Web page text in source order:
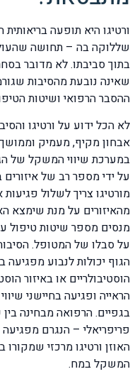
ורטיגו היא תופעה
שללוקה בה – תחושה
בתוך סביבתו. לא מדובר
שאינה נובעת מהסיבות
ההסבר הרפואי ושיטות
לא הכל ידוע על ורטיגו
אבחון מקיף, מעמיק
במערכת שיווי המשקל של
על ידי מספר רב של
מורטיגו צריך לשלול
מהאיזורים על מנת שימצא
מנסים מספר שיטות טיפול
על סבלו של המטופל.
הגוף יכולות לנבוע מפגיעה
הוסטיבולריים או באיזור
הראייה ופגיעה בחיישני
בגפיים. הרפואה מבחינה בין
פריפריאלי – הנגרם
האוזן ורטיגו מרכזי שמקורו
המשקל במח.